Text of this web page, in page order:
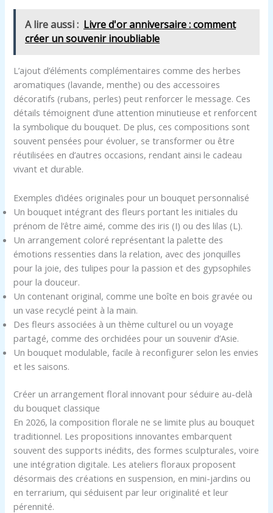
A lire aussi : Livre d'or anniversaire : comment
créer un souvenir inoubliable
L’ajout d’éléments complémentaires comme des herbes
aromatiques (lavande, menthe) ou des accessoires
décoratifs (rubans, perles) peut renforcer le message. Ces
détails témoignent d’une attention minutieuse et renforcent
la symbolique du bouquet. De plus, ces compositions sont
souvent pensées pour évoluer, se transformer ou être
réutilisées en d’autres occasions, rendant ainsi le cadeau
vivant et durable.
Exemples d’idées originales pour un bouquet personnalisé
Un bouquet intégrant des fleurs portant les initiales du
prénom de l’être aimé, comme des iris (I) ou des lilas (L).
Un arrangement coloré représentant la palette des
émotions ressenties dans la relation, avec des jonquilles
pour la joie, des tulipes pour la passion et des gypsophiles
pour la douceur.
Un contenant original, comme une boîte en bois gravée ou
un vase recyclé peint à la main.
Des fleurs associées à un thème culturel ou un voyage
partagé, comme des orchidées pour un souvenir d’Asie.
Un bouquet modulable, facile à reconfigurer selon les envies
et les saisons.
Créer un arrangement floral innovant pour séduire au-delà
du bouquet classique
En 2026, la composition florale ne se limite plus au bouquet
traditionnel. Les propositions innovantes embarquent
souvent des supports inédits, des formes sculpturales, voire
une intégration digitale. Les ateliers floraux proposent
désormais des créations en suspension, en mini-jardins ou
en terrarium, qui séduisent par leur originalité et leur
pérennité.